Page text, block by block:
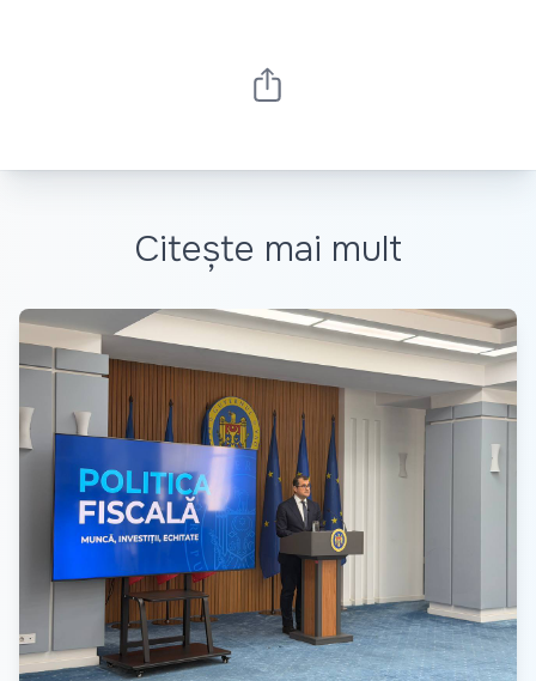
Citește mai mult